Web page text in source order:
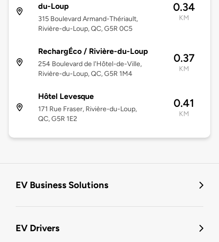
du-Loup
315 Boulevard Armand-Thériault,
Rivière-du-Loup, QC, G5R 0C5
0.34
KM
RechargÉco / Rivière-du-Loup
254 Boulevard de l'Hôtel-de-Ville,
Rivière-du-Loup, QC, G5R 1M4
0.37
KM
Hôtel Levesque
171 Rue Fraser, Rivière-du-Loup,
QC, G5R 1E2
0.41
KM
EV Business Solutions
EV Drivers